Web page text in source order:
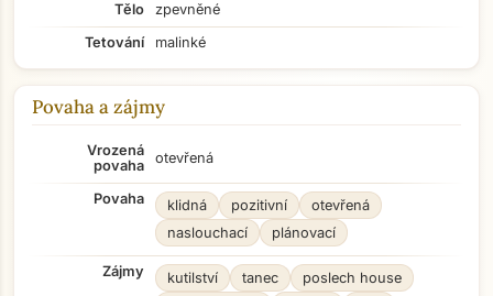
Tělo
zpevněné
Tetování
malinké
Povaha a zájmy
Vrozená
povaha
otevřená
Povaha klidná pozitivní
otevřená
naslouchací
plánovací
Zájmy kutilství tanec
poslech house